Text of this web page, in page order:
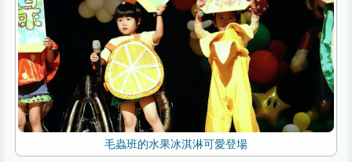
毛蟲班的水果冰淇淋可愛登場